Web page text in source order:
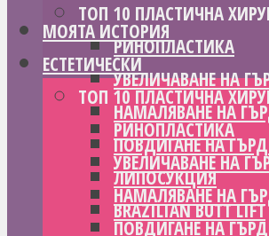
ТОП 10 ПЛАСТИЧНА
РИНОПЛАСТИКА
УВЕЛИЧАВАНЕ НА
НАМАЛЯВАНЕ НА
ПОВДИГАНЕ НА
ЛИПОСУКЦИЯ
BRAZILIAN BUTT LIFT
МОЯТА ИСТОРИЯ
ЕСТЕТИЧЕСКИ
ТОП 10 ПЛАСТИЧНА
РИНОПЛАСТИКА
УВЕЛИЧАВАНЕ НА
НАМАЛЯВАНЕ НА
ПОВДИГАНЕ НА